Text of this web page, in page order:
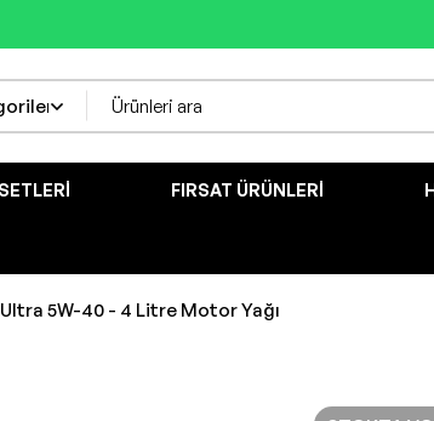
FIRSAT ÜRÜNLERI
5W-40 - 4 Litre Motor Yağı